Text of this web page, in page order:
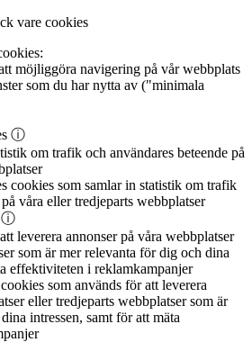
vare cookies
möjliggöra navigering på vår webbplats
som du har nytta av ("minimala
ⓘ
om trafik och användares beteende på
cookies som samlar in statistik om trafik
våra eller tredjeparts webbplatser
ⓘ
leverera annonser på våra webbplatser
som är mer relevanta för dig och dina
effektiviteten i reklamkampanjer
cookies som används för att leverera
eller tredjeparts webbplatser som är
intressen, samt för att mäta